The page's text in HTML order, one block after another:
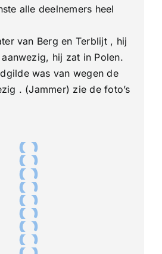
alle deelnemers heel
van Berg en Terblijt , hij
hij zat in Polen.
was van wegen de
. (Jammer) zie de foto’s